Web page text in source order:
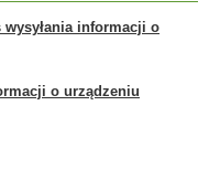
informacji o
o urządzeniu